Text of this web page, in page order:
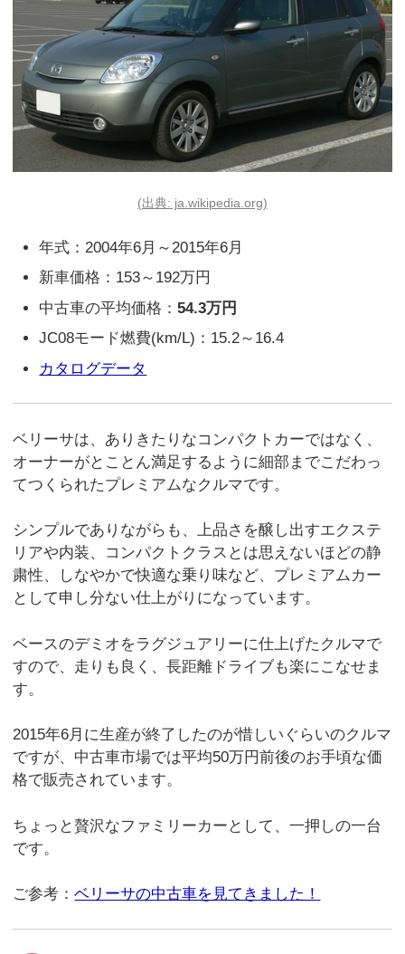
(出典: ja.wikipedia.org)
年式：2004年6月～2015年6月
新車価格：153～192万円
中古車の平均価格：54.3万円
JC08モード燃費(km/L)：15.2～16.4
カタログデータ
ベリーサは、ありきたりなコンパクトカーではなく、
オーナーがとことん満足するように細部までこだわっ
てつくられたプレミアムなクルマです。
シンプルでありながらも、上品さを醸し出すエクステ
リアや内装、コンパクトクラスとは思えないほどの静
粛性、しなやかで快適な乗り味など、プレミアムカー
として申し分ない仕上がりになっています。
ベースのデミオをラグジュアリーに仕上げたクルマで
すので、走りも良く、長距離ドライブも楽にこなせま
す。
2015年6月に生産が終了したのが惜しいぐらいのクルマ
ですが、中古車市場では平均50万円前後のお手頃な価
格で販売されています。
ちょっと贅沢なファミリーカーとして、一押しの一台
です。
ご参考：ベリーサの中古車を見てきました！